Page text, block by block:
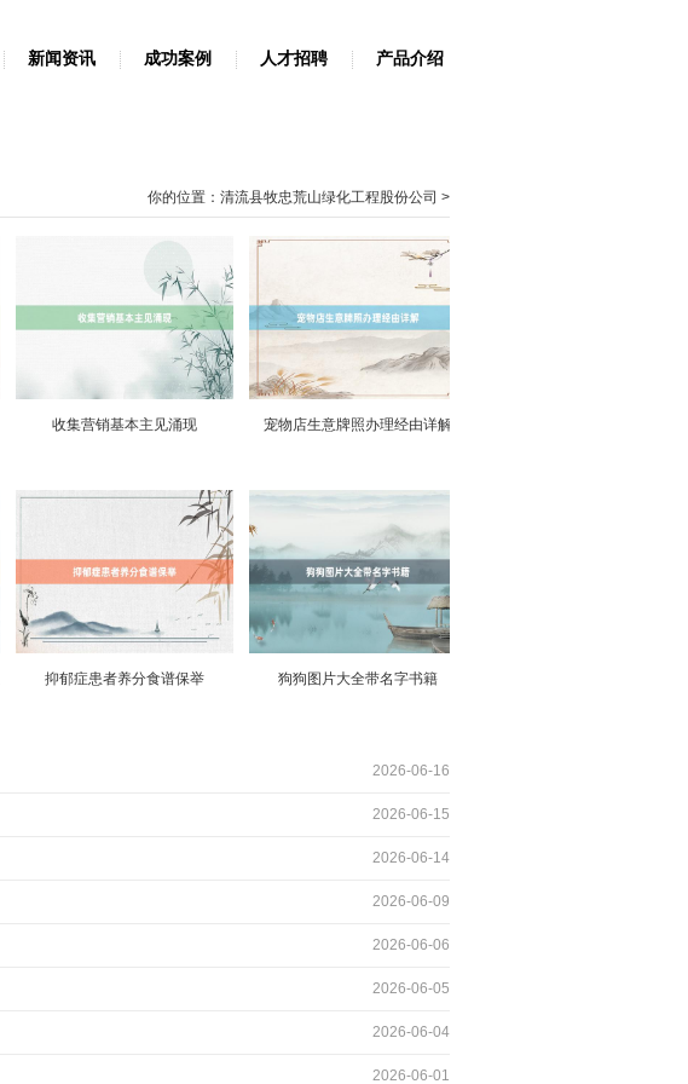
新闻资讯 成功案例 人才招聘 产品介绍
你的位置： 清流县牧忠荒山绿化工程股份公司 >
收集营销基本主见涌现 宠物店生意牌照办理经由详解
抑郁症患者养分食谱保举 狗狗图片大全带名字书籍
2026-06-16
2026-06-15
2026-06-14
2026-06-09
2026-06-06
2026-06-05
2026-06-04
2026-06-01